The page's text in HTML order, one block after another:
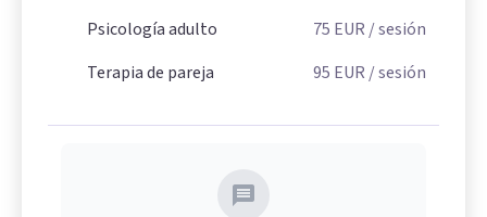
Psicología adulto
75 EUR / sesión
Terapia de pareja
95 EUR / sesión